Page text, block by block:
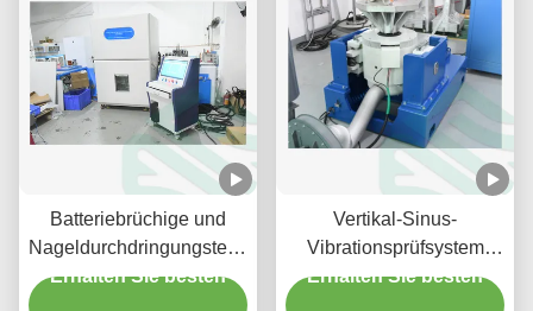
Batteriebrüchige und
Nageldurchdringungstestkammer
Batteriesicherheitsprüfgerät
Erhalten Sie besten
Vertikal-Sinus-
Vibrationsprüfsystem
Prüfgeräte für EV-
Erhalten Sie besten